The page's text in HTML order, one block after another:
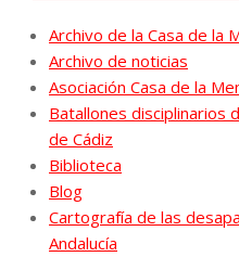
Archivo de la Casa de la
Archivo de noticias
Asociación Casa de la
Batallones disciplinarios
de Cádiz
Biblioteca
Blog
Cartografía de las
Andalucía